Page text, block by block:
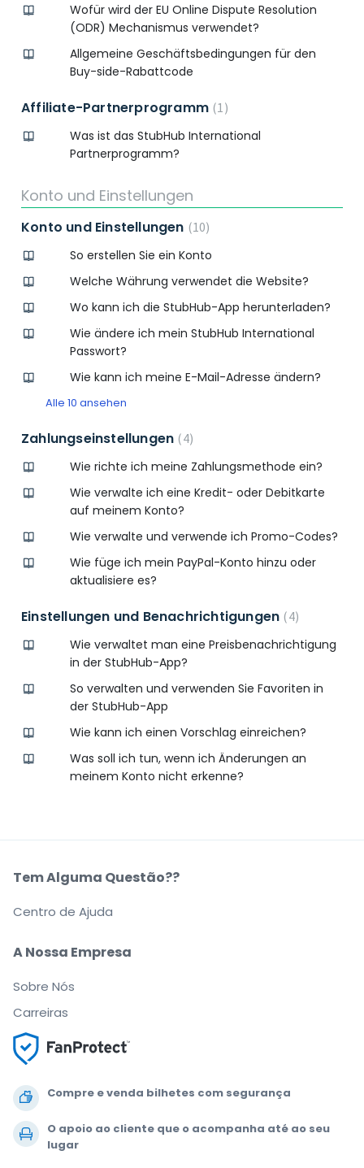
Wofür wird der EU Online Dispute Resolution
(ODR) Mechanismus verwendet?
Allgemeine Geschäftsbedingungen für den
Buy-side-Rabattcode
Affiliate-Partnerprogramm 1
Was ist das StubHub International
Partnerprogramm?
Konto und Einstellungen
Konto und Einstellungen 10
So erstellen Sie ein Konto
Welche Währung verwendet die Website?
Wo kann ich die StubHub-App herunterladen?
Wie ändere ich mein StubHub International
Passwort?
Wie kann ich meine E-Mail-Adresse ändern?
Alle 10 ansehen
Zahlungseinstellungen 4
Wie richte ich meine Zahlungsmethode ein?
Wie verwalte ich eine Kredit- oder Debitkarte
auf meinem Konto?
Wie verwalte und verwende ich Promo-Codes?
Wie füge ich mein PayPal-Konto hinzu oder
aktualisiere es?
Einstellungen und Benachrichtigungen 4
Wie verwaltet man eine Preisbenachrichtigung
in der StubHub-App?
So verwalten und verwenden Sie Favoriten in
der StubHub-App
Wie kann ich einen Vorschlag einreichen?
Was soll ich tun, wenn ich Änderungen an
meinem Konto nicht erkenne?
Compre e venda bilhetes com segurança
O apoio ao cliente que o acompanha até ao seu
lugar
A Nossa Empresa
Sobre Nós
Carreiras
Tem Alguma Questão??
Centro de Ajuda